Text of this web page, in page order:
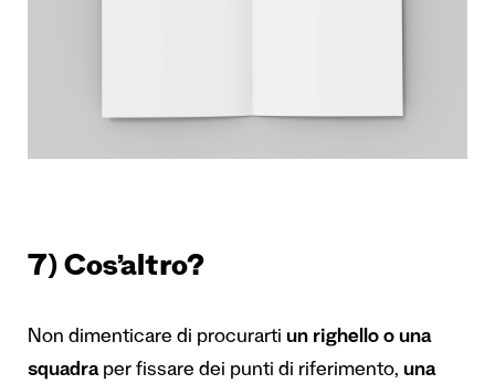
7) Cos’altro?
Non dimenticare di procurarti un righello o una
squadraper fissare dei punti di riferimento, una